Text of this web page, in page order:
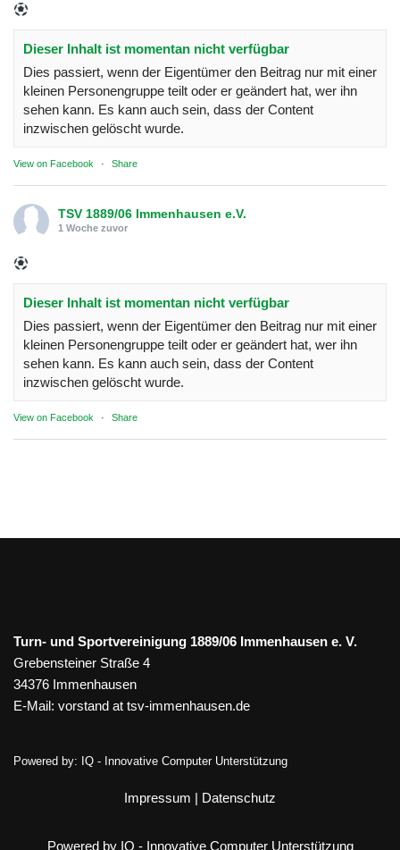
Dieser Inhalt ist momentan nicht verfügbar
Dies passiert, wenn der Eigentümer den Beitrag nur mit einer
kleinen Personengruppe teilt oder er geändert hat, wer ihn
sehen kann. Es kann auch sein, dass der Content
inzwischen gelöscht wurde.
View on Facebook · Share
TSV 1889/06 Immenhausen e.V.
1 Woche zuvor
Dieser Inhalt ist momentan nicht verfügbar
Dies passiert, wenn der Eigentümer den Beitrag nur mit einer
kleinen Personengruppe teilt oder er geändert hat, wer ihn
sehen kann. Es kann auch sein, dass der Content
inzwischen gelöscht wurde.
View on Facebook · Share
Turn- und Sportvereinigung 1889/06 Immenhausen e. V.
Grebensteiner Straße 4
34376 Immenhausen
E-Mail: vorstand at tsv-immenhausen.de
Powered by: IQ - Innovative Computer Unterstützung
Impressum | Datenschutz
Powered by IQ - Innovative Computer Unterstützung